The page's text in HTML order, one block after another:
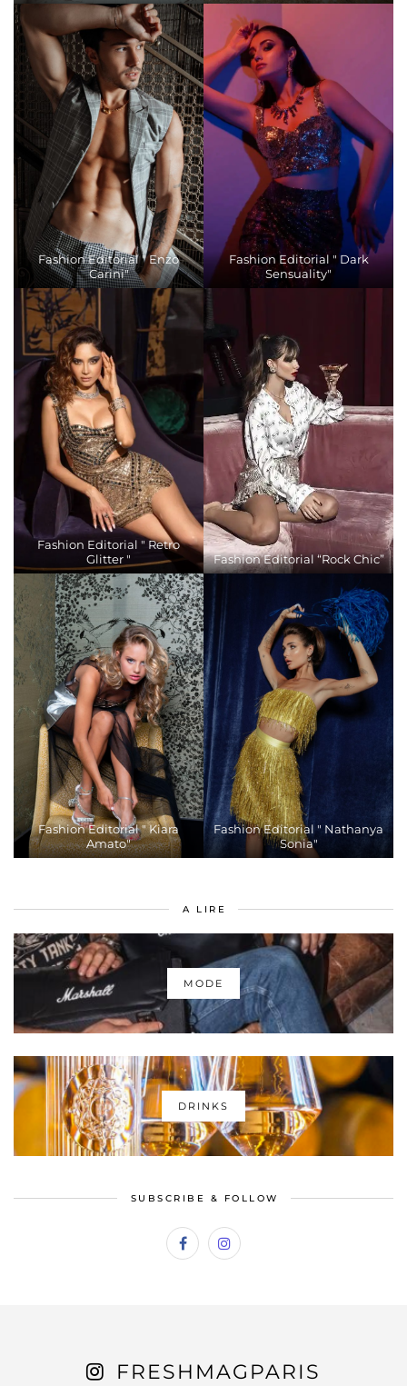
Fashion Editorial " Enzo
Carini"
Fashion Editorial " Dark
Sensuality"
Fashion Editorial " Retro
Glitter "
Fashion Editorial “Rock Chic”
Fashion Editorial " Kiara
Amato"
Fashion Editorial " Nathanya
Sonia"
A LIRE
MODE
DRINKS
SUBSCRIBE & FOLLOW
FRESHMAGPARIS